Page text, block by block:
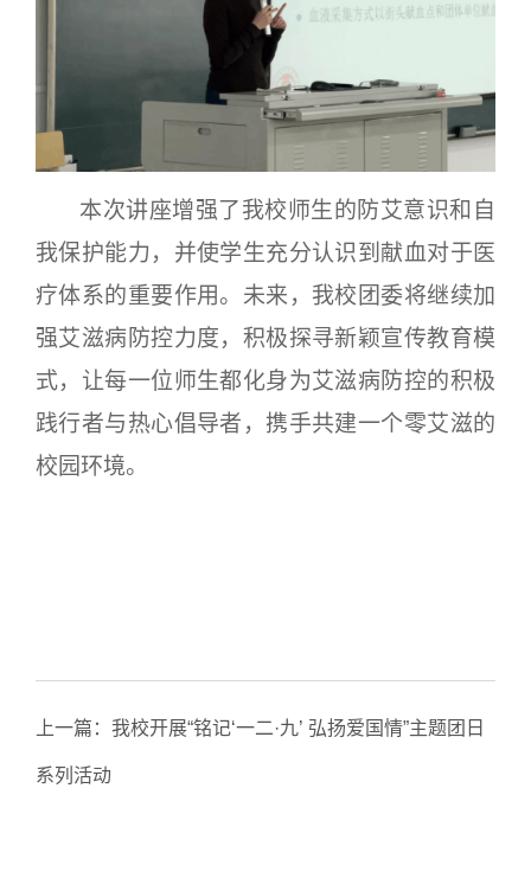
本次讲座增强了我校师生的防艾意识和自
我保护能力，并使学生充分认识到献血对于医
疗体系的重要作用。未来，我校团委将继续加
强艾滋病防控力度，积极探寻新颖宣传教育模
式，让每一位师生都化身为艾滋病防控的积极
践行者与热心倡导者，携手共建一个零艾滋的
校园环境。
上一篇： 我校开展“铭记‘一二·九’ 弘扬爱国情”主题团日
系列活动